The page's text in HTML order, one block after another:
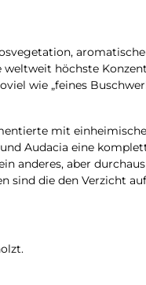
höchste
wie „feines
mit
Audacia eine
anderes, aber
sind die den Verzicht